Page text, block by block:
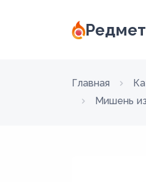
Главная
Мишень